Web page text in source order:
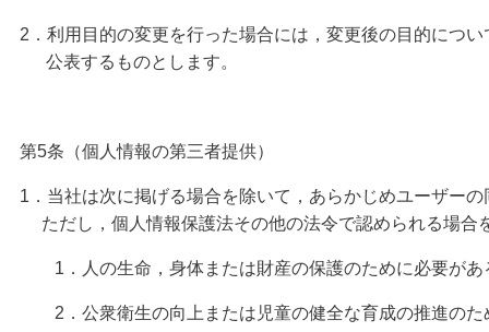
2．利用目的の変更を行った場合には，変更後の目的につ
公表するものとします。
第5条（個人情報の第三者提供）
1．当社は次に掲げる場合を除いて，あらかじめユーザー
ただし，個人情報保護法その他の法令で認められる
1．人の生命，身体または財産の保護のために必要があ
2．公衆衛生の向上または児童の健全な育成の推進のた